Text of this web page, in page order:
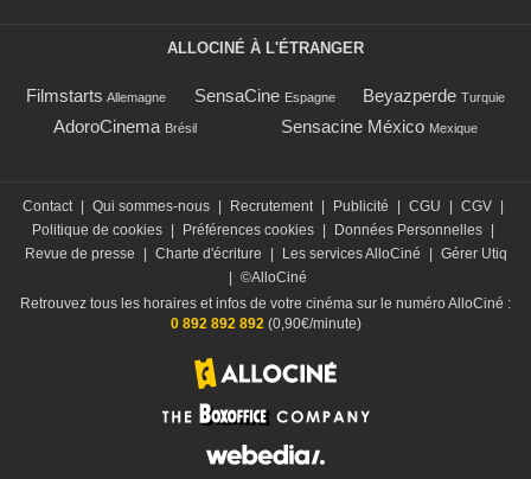
ALLOCINÉ À L'ÉTRANGER
Filmstarts Allemagne SensaCine Espagne Beyazperde Turquie
AdoroCinema Brésil Sensacine México Mexique
Contact Qui sommes-nous Recrutement Publicité CGU CGV
Politique de cookies
Préférences cookies Données Personnelles
Revue de presse
Charte d'écriture Les services AlloCiné
Gérer Utiq
©AlloCiné
Retrouvez tous les horaires et infos de votre cinéma sur le numéro AlloCiné :
0 892 892 892(0,90€/minute)